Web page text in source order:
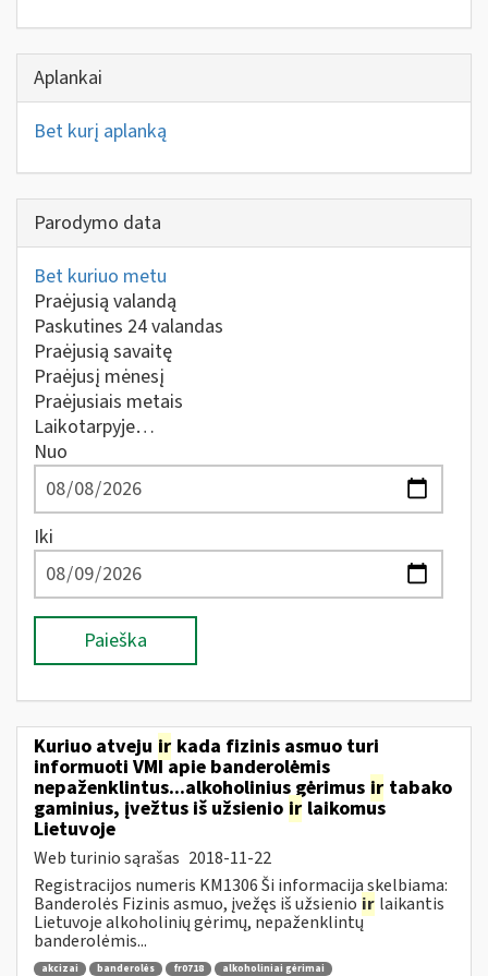
Aplankai
Bet kurį aplanką
Parodymo data
Bet kuriuo metu
Praėjusią valandą
Paskutines 24 valandas
Praėjusią savaitę
Praėjusį mėnesį
Praėjusiais metais
Laikotarpyje…
Nuo
Iki
Paieška
Kuriuo atveju ir kada fizinis asmuo turi
informuoti VMI apie banderolėmis
nepaženklintus...alkoholinius gėrimus ir tabako
gaminius, įvežtus iš užsienio ir laikomus
Lietuvoje
Web turinio sąrašas 2018-11-22
Registracijos numeris KM1306 Ši informacija skelbiama:
Banderolės Fizinis asmuo, įvežęs iš užsienio ir laikantis
Lietuvoje alkoholinių gėrimų, nepaženklintų
banderolėmis...
akcizai banderolės fr0718
alkoholiniai gėrimai